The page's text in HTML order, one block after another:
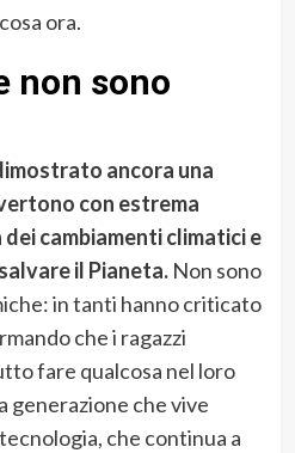
ora.
non sono
ancora una
con estrema
cambiamenti climatici e
il Pianeta.Non sono
in tanti hanno criticato
che i ragazzi
fare qualcosa nel loro
generazione che vive
che continua a